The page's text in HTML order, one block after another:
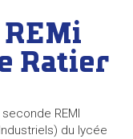
REMi
Ratier
REMI
du lycée